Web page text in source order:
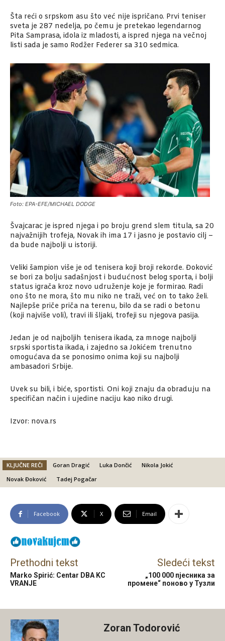
Šta reći o srpskom asu što već nije ispričano. Prvi teniser
sveta je 287 nedelja, po čemu je pretekao legendarnog
Pita Samprasa, idola iz mladosti, a ispred njega na večnoj
listi sada je samo Rodžer Federer sa 310 sedmica.
Foto: EPA-EFE/MICHAEL DODGE
Švajcarac je ispred njega i po broju grend slem titula, sa 20
najvažnijih trofeja, Novak ih ima 17 i jasno je postavio cilj –
da bude najbolji u istoriji.
Veliki šampion više je od tenisera koji broji rekorde. Đoković
se bori za bolju sadašnjost i budućnost belog sporta, i bolji
status igrača kroz novo udruženje koje je formirao. Radi
ono što ne mora, što mu niko ne traži, već on to tako želi.
Najlepše priče priča na terenu, bilo da se radi o betonu
(koji najviše voli), travi ili šljaki, trofeji su njegova pasija.
Jedan je od najboljih tenisera ikada, za mnoge najbolji
srpski sportista ikada, i zajedno sa Jokićem trenutno
omogućava da se ponosimo onima koji su najbolji
ambasadori Srbije.
Uvek su bili, i biće, sportisti. Oni koji znaju da obraduju na
specifičan način i ujedine naciju kao niko drugi.
Izvor: nova.rs
KLJUČNE REČI Goran Dragić Luka Dončić
Nikola Jokić
Novak Đoković
Tadej Pogačar
Facebook X Email
Prethodni tekst
Marko Spirić: Centar DBA KC
VRANJE
Sledeći tekst
„100 000 пјесника за
промене“ поново у Тузли
Zoran Todorović